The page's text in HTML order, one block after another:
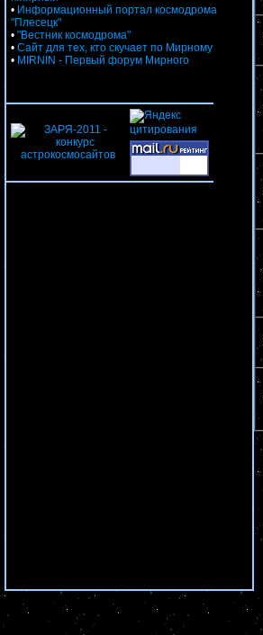
• Информационный портал космодрома
"Плесецк"
• "Вестник космодрома"
• Сайт для тех, кто скучает по Мирному
• MIRNIN - Первый форум Мирного